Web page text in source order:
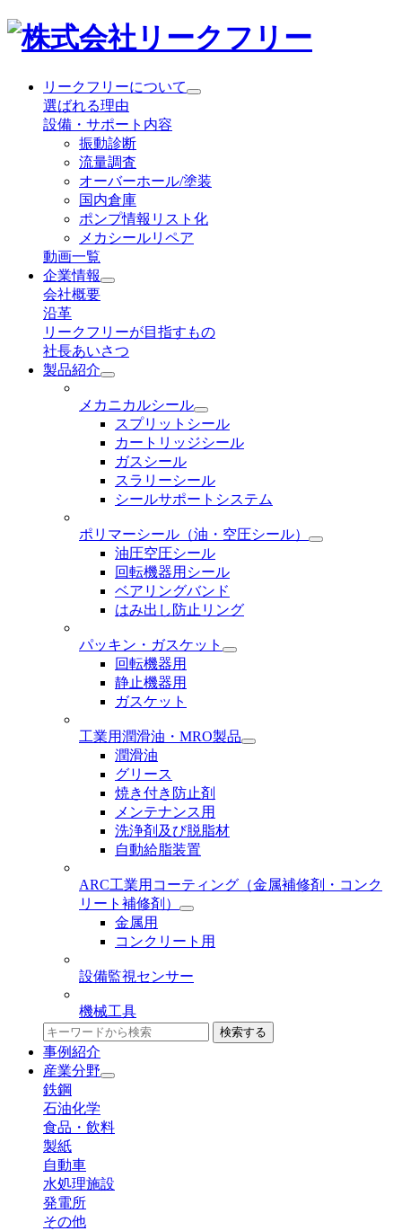
リークフリーについて
選ばれる理由
設備・サポート内容
振動診断
流量調査
オーバーホール/塗装
国内倉庫
ポンプ情報リスト化
メカシールリペア
動画一覧
企業情報
会社概要
沿革
リークフリーが目指すもの
社長あいさつ
製品紹介
メカニカルシール
スプリットシール
カートリッジシール
ガスシール
スラリーシール
シールサポートシステム
ポリマーシール （油・空圧シール）
油圧空圧シール
回転機器用シール
ベアリングバンド
はみ出し防止リング
パッキン・ガスケット
回転機器用
静止機器用
ガスケット
工業用潤滑油・MRO製品
潤滑油
グリース
焼き付き防止剤
メンテナンス用
洗浄剤及び脱脂材
自動給脂装置
ARC工業用コーティング （金属補修剤・コンク
リート補修剤）
金属用
コンクリート用
設備監視センサー
機械工具
検索する
事例紹介
産業分野
鉄鋼
石油化学
食品・飲料
製紙
自動車
水処理施設
発電所
その他